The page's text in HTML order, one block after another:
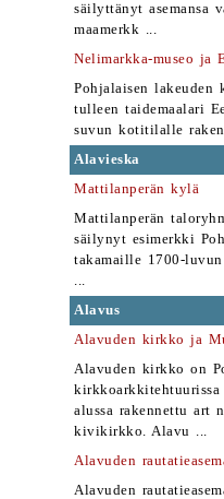
säilyttänyt asemansa
maamerkk ...
Nelimarkka-museo ja
Pohjalaisen lakeuden
tulleen taidemaalari
suvun kotitilalle
Alavieska
Mattilanperän kylä
Mattilanperän
säilynyt esimerkki
takamaille 1700-
...
Alavus
Alavuden kirkko ja
Alavuden kirkko on
alussa rakennettu art
kivikirkko. Alavu ...
Alavuden
Alavuden